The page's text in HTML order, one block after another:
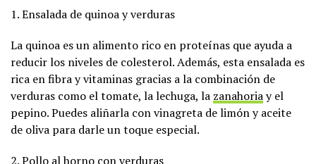
1. Ensalada de quinoa y verduras
La quinoa es un alimento rico en proteínas que ayuda a
reducir los niveles de colesterol. Además, esta ensalada es
rica en fibra y vitaminas gracias a la combinación de
verduras como el tomate, la lechuga, la zanahoriay el
pepino. Puedes aliñarla con vinagreta de limón y aceite
de oliva para darle un toque especial.
2. Pollo al horno con verduras